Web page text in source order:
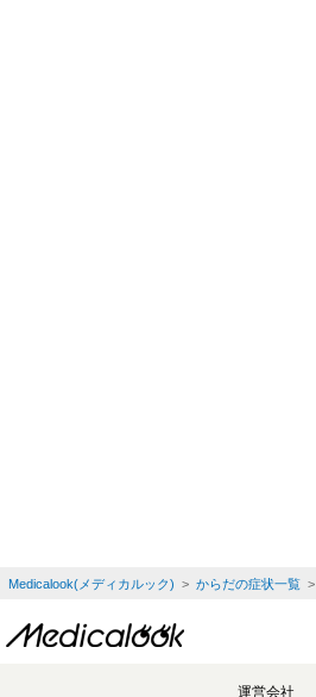
Medicalook(メディカルック) > からだの症状一覧>
運営会社